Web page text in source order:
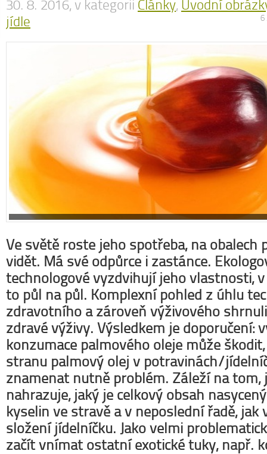
30. 8. 2016, v kategorii Články, Úvodní
jídle
6
Ve světě roste jeho spotřeba, na obalech
vidět. Má své odpůrce i zastánce.
technologové vyzdvihují jeho vlastnosti,
to půl na půl. Komplexní pohled z úhlu
zdravotního a zároveň výživového
zdravé výživy. Výsledkem je doporučení:
konzumace palmového oleje může
stranu palmový olej v potravinách/
znamenat nutně problém. Záleží na tom,
nahrazuje, jaký je celkový obsah
kyselin ve stravě a v neposlední řadě, jak
složení jídelníčku. Jako velmi
začít vnímat ostatní exotické tuky, např.